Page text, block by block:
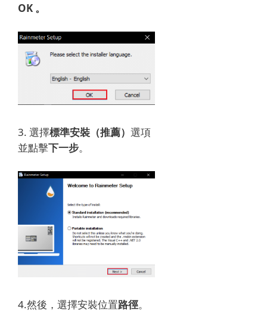
OK 。
3. 選擇標準安裝（推薦） 選項
並點擊下一步。
4.然後，選擇安裝位置路徑。